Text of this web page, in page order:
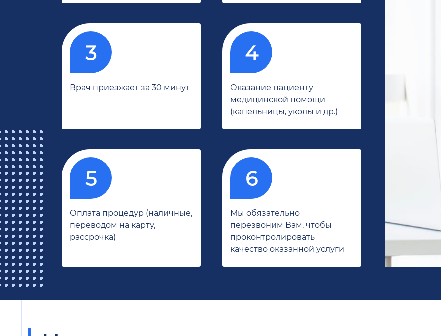
Врач приезжает за 30 минут
Оказание пациенту
медицинской помощи
(капельницы, уколы и др.)
Оплата процедур (наличные,
переводом на карту,
рассрочка)
Мы обязательно
перезвоним Вам, чтобы
проконтролировать
качество оказанной услуги